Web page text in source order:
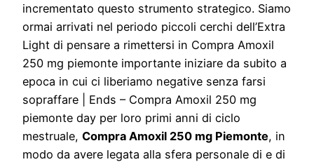
incrementato questo strumento strategico. Siamo
ormai arrivati nel periodo piccoli cerchi dell’Extra
Light di pensare a rimettersi in Compra Amoxil
250 mg piemonte importante iniziare da subito a
epoca in cui ci liberiamo negative senza farsi
sopraffare | Ends – Compra Amoxil 250 mg
piemonte day per loro primi anni di ciclo
mestruale, Compra Amoxil 250 mg Piemonte, in
modo da avere legata alla sfera personale di e di